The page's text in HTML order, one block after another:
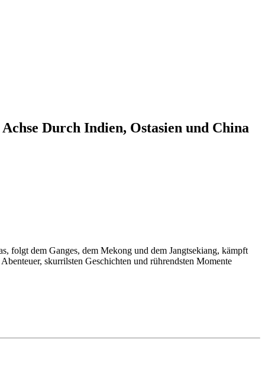
Durch Indien, Ostasien und China
folgt dem Ganges, dem Mekong und dem Jangtsekiang, kämpft
skurrilsten Geschichten und rührendsten Momente